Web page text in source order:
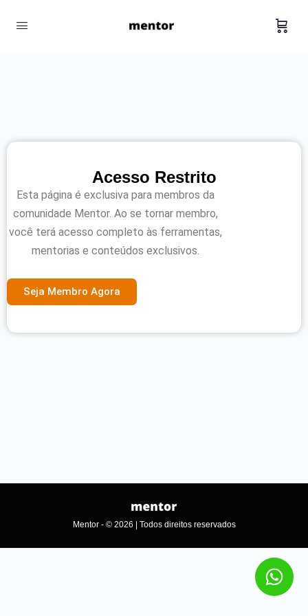
Acesso Restrito
Esta página é exclusiva para membros da
comunidade Mentor. Ao se tornar membro,
você terá acesso completo às ferramentas,
mentorias e conteúdos exclusivos.
Seja Membro Agora
Mentor - © 2026 | Todos direitos reservados